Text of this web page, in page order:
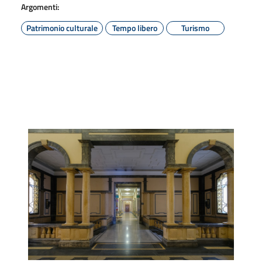
Argomenti:
Patrimonio culturale
Tempo libero Turismo